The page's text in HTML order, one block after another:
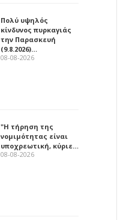
Πολύ υψηλός
κίνδυνος πυρκαγιάς
την Παρασκευή
(9.8.2026)…
08-08-2026
"Η τήρηση της
νομιμότητας είναι
υποχρεωτική, κύριε…
08-08-2026